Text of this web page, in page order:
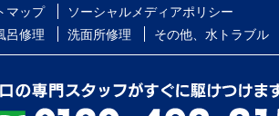
マップ
ソーシャルメディアポリシー
呂修理
洗面所修理 その他、水トラブル